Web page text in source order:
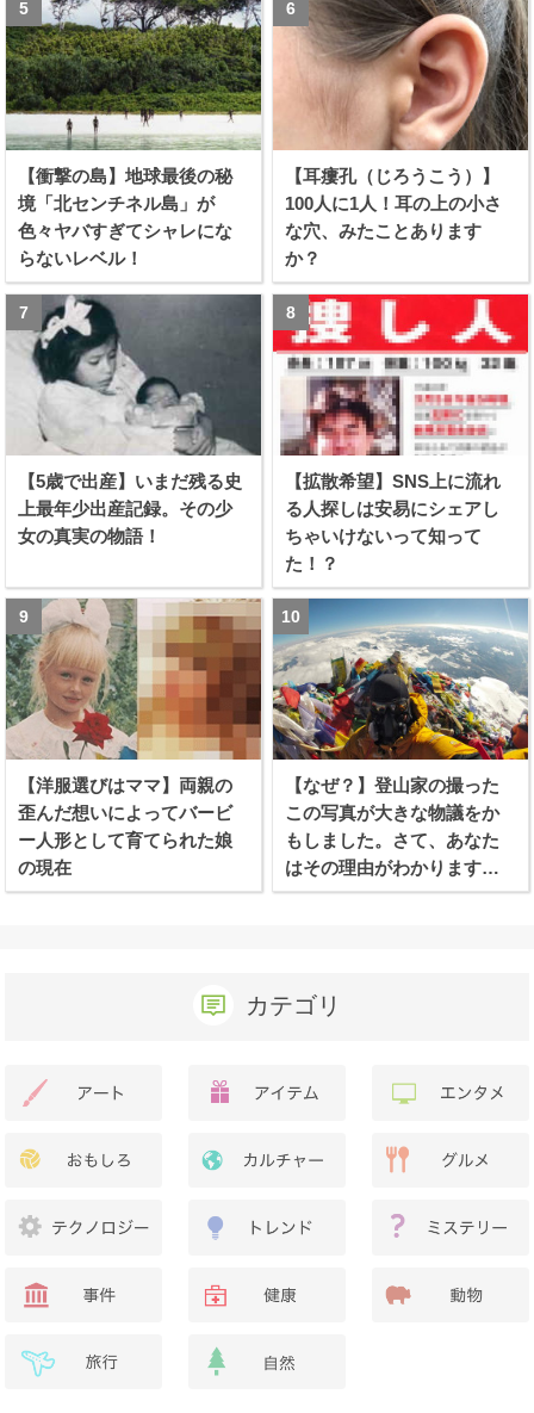
【衝撃の島】地球最後の秘
境「北センチネル島」が
色々ヤバすぎてシャレにな
らないレベル！
【耳瘻孔（じろうこう）】
100人に1人！耳の上の小さ
な穴、みたことあります
か？
【5歳で出産】いまだ残る史
上最年少出産記録。その少
女の真実の物語！
【拡散希望】SNS上に流れ
る人探しは安易にシェアし
ちゃいけないって知って
た！？
【洋服選びはママ】両親の
歪んだ想いによってバービ
ー人形として育てられた娘
の現在
【なぜ？】登山家の撮った
この写真が大きな物議をか
もしました。さて、あなた
はその理由がわかります
か？
カテゴリ